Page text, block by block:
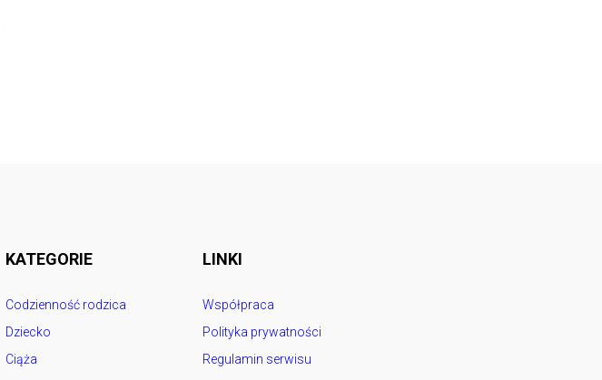
KATEGORIE
Codzienność rodzica
Dziecko
Ciąża
LINKI
Współpraca
Polityka prywatności
Regulamin serwisu